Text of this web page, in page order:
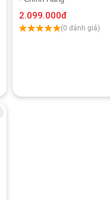
2.099.000đ
(0 đánh giá)